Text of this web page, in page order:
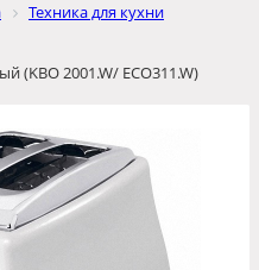
Техника для кухни
(KBO 2001.W/ ECO311.W)